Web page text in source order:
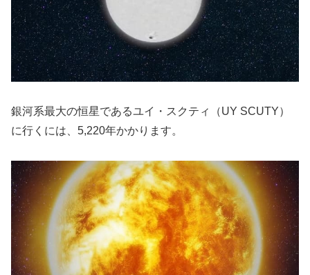
銀河系最大の恒星であるユイ・スクティ（UY SCUTY）
に行くには、5,220年かかります。